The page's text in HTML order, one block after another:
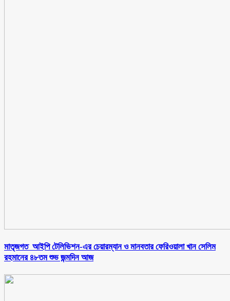
মাতৃজগত আইপি টেলিভিশন-এর চেয়ারম্যান ও মানবতার ফেরিওয়ালা খান সেলিম
রহমানের ৪৮তম শুভ জন্মদিন আজ